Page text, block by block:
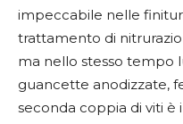
impeccabile nelle
trattamento di
ma nello stesso tempo
guancette anodizzate,
seconda coppia di viti è